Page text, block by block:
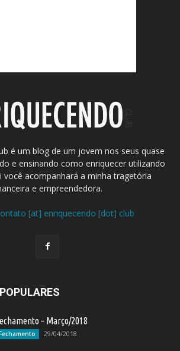
é um blog de um jovem nos seus quase
e ensinando como enriquecer utilizando
você acompanhará a minha tragetória
e empreendedora.
[at] enriquecendo [dot] club
– Março/2018
29/04/2018